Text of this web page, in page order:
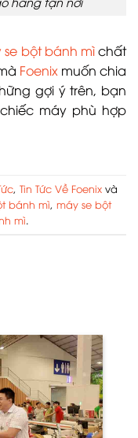
se bột bánh mìchất
Foenixmuốn chia
gợi ý trên, bạn
máy phù hợp
, Tin Tức Về Foenix và
bánh mì, máy se bột
mì.